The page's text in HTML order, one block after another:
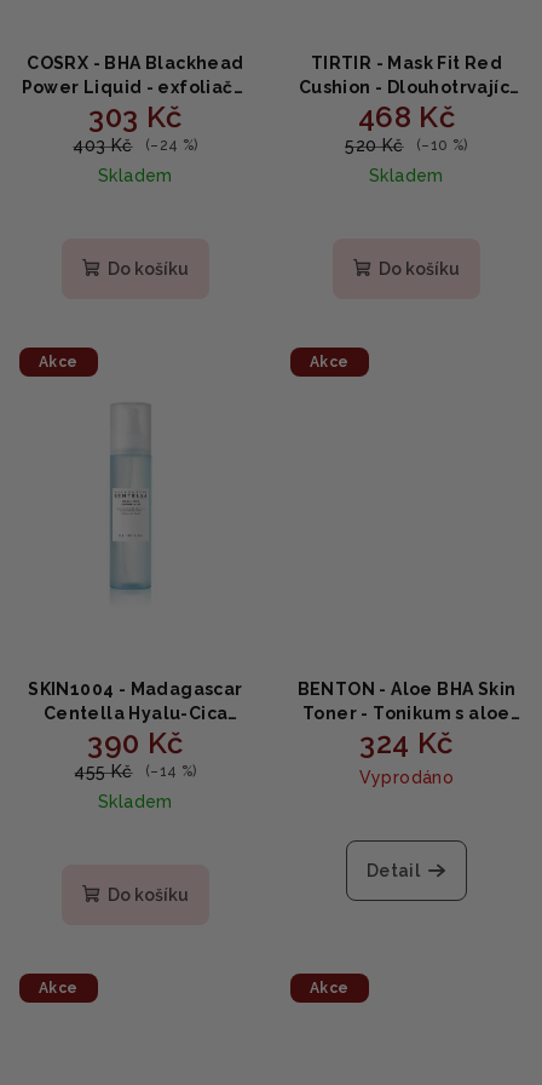
COSRX - BHA Blackhead
Power Liquid - exfoliační
esence proti černým
tečkám 100ml
303 Kč
403 Kč (–24 %)
Skladem
Do košíku
TIRTIR - Mask Fit Red
Cushion - Dlouhotrvající
make-up 24W SOFT
BEIGE 18g
468 Kč
520 Kč (–10 %)
Skladem
Do košíku
Akce
SKIN1004 - Madagascar
Centella Hyalu-Cica
Cloudy Mist - jemná
zklidňující mlha 120ml
390 Kč
455 Kč (–14 %)
Skladem
Do košíku
Akce
BENTON - Aloe BHA Skin
Toner - Tonikum s aloe
vera a BHA 200ml
324 Kč
Vyprodáno
Detail
Akce Akce